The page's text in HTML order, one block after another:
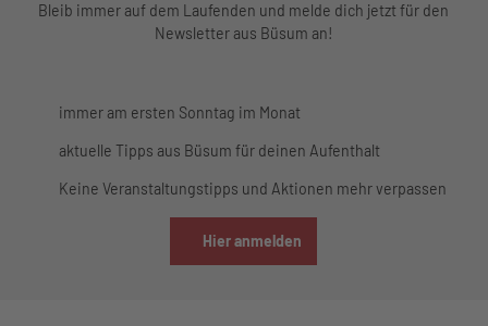
Bleib immer auf dem Laufenden und melde dich jetzt für den
Newsletter aus Büsum an!
immer am ersten Sonntag im Monat
aktuelle Tipps aus Büsum für deinen Aufenthalt
Keine Veranstaltungstipps und Aktionen mehr verpassen
Hier anmelden